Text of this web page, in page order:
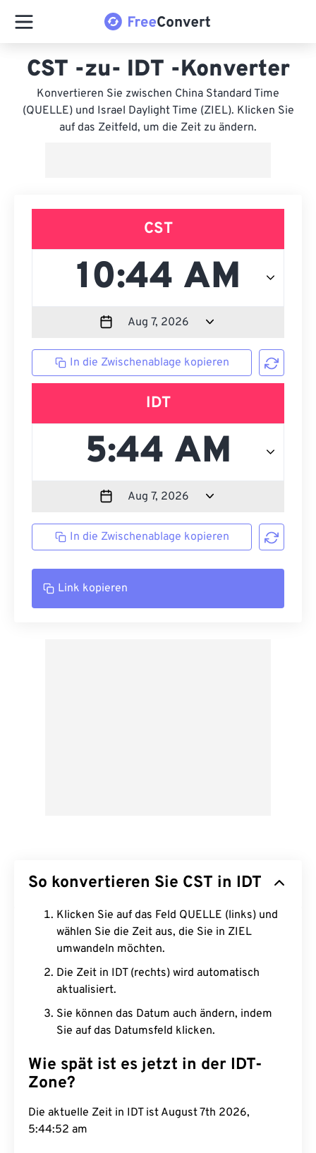
CST -zu- IDT -Konverter
Konvertieren Sie zwischen China Standard Time
(QUELLE) und Israel Daylight Time (ZIEL). Klicken Sie
auf das Zeitfeld, um die Zeit zu ändern.
CST
In die Zwischenablage kopieren
IDT
In die Zwischenablage kopieren
Link kopieren
So konvertieren Sie CST in IDT
Klicken Sie auf das Feld QUELLE (links) und
wählen Sie die Zeit aus, die Sie in ZIEL
umwandeln möchten.
Die Zeit in IDT (rechts) wird automatisch
aktualisiert.
Sie können das Datum auch ändern, indem
Sie auf das Datumsfeld klicken.
Wie spät ist es jetzt in der IDT-
Zone?
Die aktuelle Zeit in IDT ist August 7th 2026,
5:44:53 am